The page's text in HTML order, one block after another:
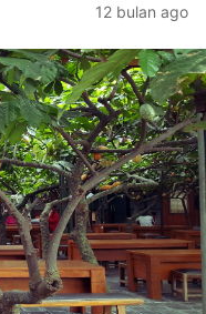
12 bulan ago